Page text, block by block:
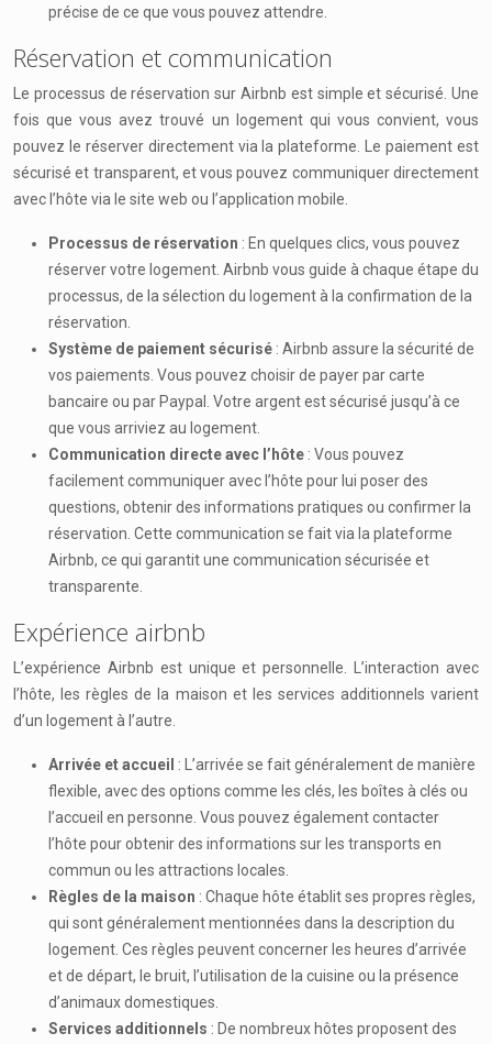
précise de ce que vous pouvez attendre.
Réservation et communication
Le processus de réservation sur Airbnb est simple et sécurisé. Une
fois que vous avez trouvé un logement qui vous convient, vous
pouvez le réserver directement via la plateforme. Le paiement est
sécurisé et transparent, et vous pouvez communiquer directement
avec l’hôte via le site web ou l’application mobile.
Processus de réservation : En quelques clics, vous pouvez
réserver votre logement. Airbnb vous guide à chaque étape du
processus, de la sélection du logement à la confirmation de la
réservation.
Système de paiement sécurisé : Airbnb assure la sécurité de
vos paiements. Vous pouvez choisir de payer par carte
bancaire ou par Paypal. Votre argent est sécurisé jusqu’à ce
que vous arriviez au logement.
Communication directe avec l’hôte : Vous pouvez
facilement communiquer avec l’hôte pour lui poser des
questions, obtenir des informations pratiques ou confirmer la
réservation. Cette communication se fait via la plateforme
Airbnb, ce qui garantit une communication sécurisée et
transparente.
Expérience airbnb
L’expérience Airbnb est unique et personnelle. L’interaction avec
l’hôte, les règles de la maison et les services additionnels varient
d’un logement à l’autre.
Arrivée et accueil : L’arrivée se fait généralement de manière
flexible, avec des options comme les clés, les boîtes à clés ou
l’accueil en personne. Vous pouvez également contacter
l’hôte pour obtenir des informations sur les transports en
commun ou les attractions locales.
Règles de la maison : Chaque hôte établit ses propres règles,
qui sont généralement mentionnées dans la description du
logement. Ces règles peuvent concerner les heures d’arrivée
et de départ, le bruit, l’utilisation de la cuisine ou la présence
d’animaux domestiques.
Services additionnels : De nombreux hôtes proposent des